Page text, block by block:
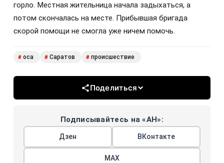
горло. Местная жительница начала задыхаться, а
потом скончалась на месте. Прибывшая бригада
скорой помощи не смогла уже ничем помочь.
# оса # Саратов # происшествие
Поделиться
Подписывайтесь на «АН»:
Дзен ВКонтакте
МАХ